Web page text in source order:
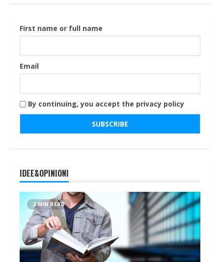
First name or full name
Email
By continuing, you accept the privacy policy
IDEE&OPINIONI
2 MIN READ